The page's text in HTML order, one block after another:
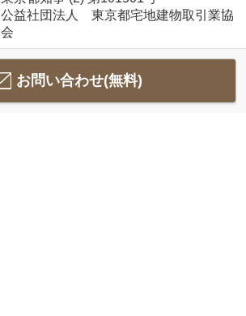
公益社団法人 東京都宅地建物取引業協
会
お問い合わせ(無料)